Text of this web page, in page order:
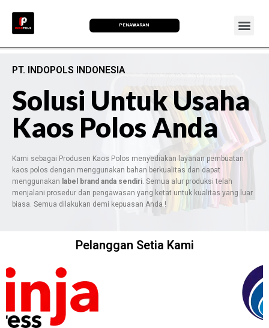
PENAWARAN
PT. INDOPOLS INDONESIA
Solusi Untuk Usaha
Kaos Polos Anda
Kami sebagai Produsen Kaos Polos menyediakan layanan pembuatan
kaos polos dengan menggunakan bahan berkualitas dan dapat
menggunakan label brand anda sendiri . Semua alur produksi telah
menjalani prosedur dan pengawasan yang ketat untuk kualitas yang luar
biasa. Semua dilakukan demi kepuasan Anda !
Pelanggan Setia Kami